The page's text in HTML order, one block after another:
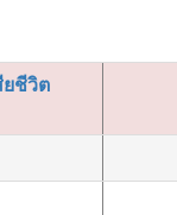
ยชีวิต